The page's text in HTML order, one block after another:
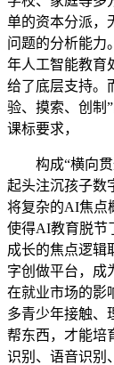
单的资本分派，
问题的分析能力。
年人工智能教育
给了底层支持
验、摸索、创制
课标要求，
构成“横向贯
起头注沉孩子数
将复杂的AI焦点
使得AI教育脱节
成长的焦点逻辑
字创做平台，成
在就业市场的影
多青少年接触、
帮东西，才能培
识别、语音识别